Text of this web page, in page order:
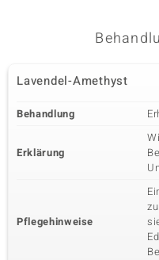
Lavendel-Amethyst
Behandlung
Erklärung
Pflegehinweise